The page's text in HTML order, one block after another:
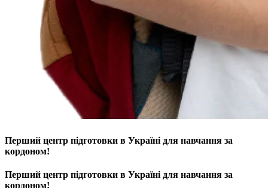
Перший центр підготовки в Україні для навчання за
кордоном!
Перший центр підготовки в Україні для навчання за
кордоном!